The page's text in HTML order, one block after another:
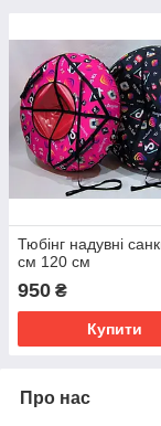
Тюбінг надувні
см 120 см
950 ₴
Купити
Про нас